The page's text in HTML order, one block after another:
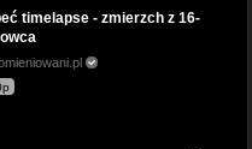
timelapse - zmierzch z 16-